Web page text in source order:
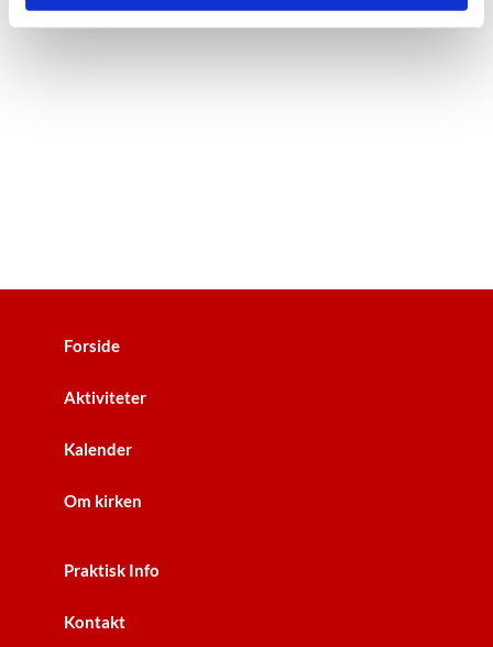
Forside
Aktiviteter
Kalender
Om kirken
Praktisk Info
Kontakt